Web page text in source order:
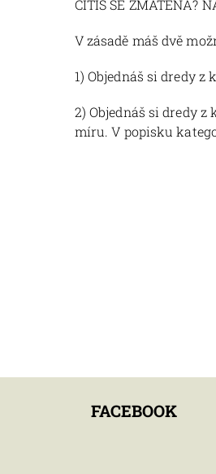
CÍTÍŠ SE ZMATENÁ?
V zásadě máš dvě
1) Objednáš si dredy
2) Objednáš si dredy
míru. V popisku
FACEBOOK